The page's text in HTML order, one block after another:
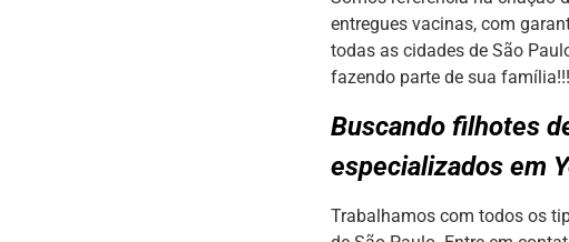
entregues vacinas, com
todas as cidades de São
fazendo parte de sua família!!!
Buscando filhotes
especializados em
Trabalhamos com todos os